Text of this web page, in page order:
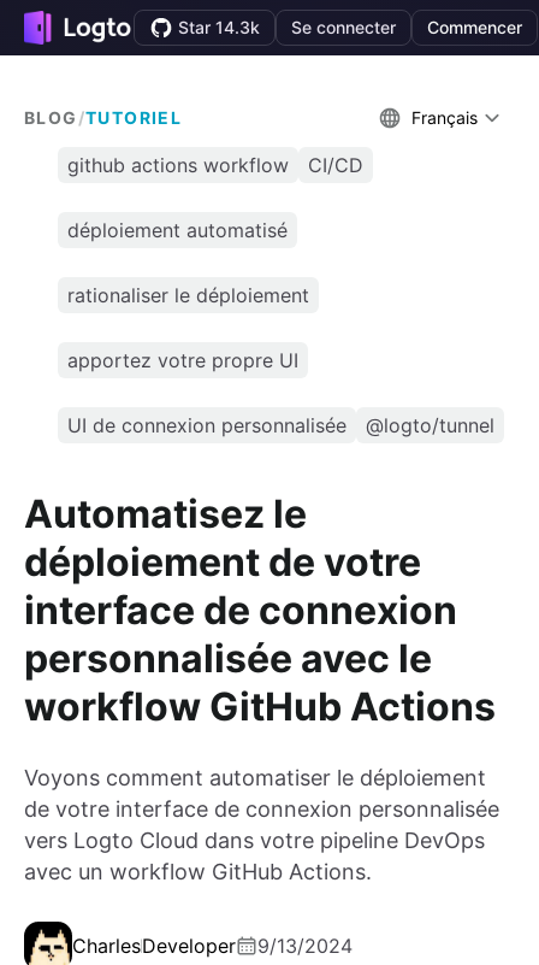
Star 14.3k Se connecter Commencer
BLOG /TUTORIEL Français
github actions workflow CI/CD
déploiement automatisé
rationaliser le déploiement
apportez votre propre UI
UI de connexion personnalisée @logto/tunnel
Automatisez le
déploiement de votre
interface de connexion
personnalisée avec le
workflow GitHub Actions
Voyons comment automatiser le déploiement
de votre interface de connexion personnalisée
vers Logto Cloud dans votre pipeline DevOps
avec un workflow GitHub Actions.
CharlesDeveloper 9/13/2024